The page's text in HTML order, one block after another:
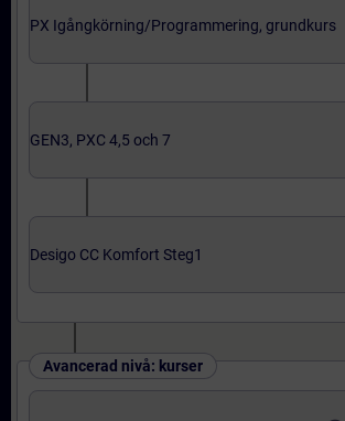
PX Igångkörning/Programmering, grundkurs
GEN3, PXC 4,5 och 7
Desigo CC Komfort Steg1
Avancerad nivå: kurser